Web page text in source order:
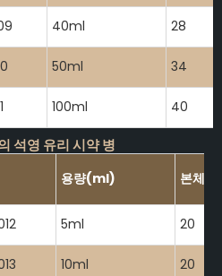
40ml 28
50ml 34
100ml 40
석영 유리 시약 병
용량(ml) 본체
5ml 20
10ml 20